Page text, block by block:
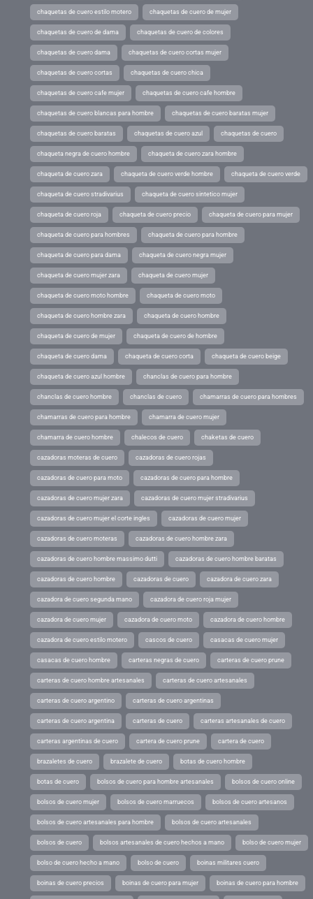
chaquetas de cuero estilo motero chaquetas de cuero de mujer
chaquetas de cuero de dama chaquetas de cuero de colores
chaquetas de cuero dama chaquetas de cuero cortas mujer
chaquetas de cuero cortas chaquetas de cuero chica
chaquetas de cuero cafe mujer chaquetas de cuero cafe hombre
chaquetas de cuero blancas para hombre chaquetas de cuero baratas mujer
chaquetas de cuero baratas chaquetas de cuero azul chaquetas de cuero
chaqueta negra de cuero hombre chaqueta de cuero zara hombre
chaqueta de cuero zara chaqueta de cuero verde hombre chaqueta de cuero verde
chaqueta de cuero stradivarius chaqueta de cuero sintetico mujer
chaqueta de cuero roja chaqueta de cuero precio chaqueta de cuero para mujer
chaqueta de cuero para hombres chaqueta de cuero para hombre
chaqueta de cuero para dama chaqueta de cuero negra mujer
chaqueta de cuero mujer zara chaqueta de cuero mujer
chaqueta de cuero moto hombre chaqueta de cuero moto
chaqueta de cuero hombre zara chaqueta de cuero hombre
chaqueta de cuero de mujer chaqueta de cuero de hombre
chaqueta de cuero dama chaqueta de cuero corta chaqueta de cuero beige
chaqueta de cuero azul hombre chanclas de cuero para hombre
chanclas de cuero hombre chanclas de cuero chamarras de cuero para hombres
chamarras de cuero para hombre chamarra de cuero mujer
chamarra de cuero hombre chalecos de cuero chaketas de cuero
cazadoras moteras de cuero cazadoras de cuero rojas
cazadoras de cuero para moto cazadoras de cuero para hombre
cazadoras de cuero mujer zara cazadoras de cuero mujer stradivarius
cazadoras de cuero mujer el corte ingles cazadoras de cuero mujer
cazadoras de cuero moteras cazadoras de cuero hombre zara
cazadoras de cuero hombre massimo dutti cazadoras de cuero hombre baratas
cazadoras de cuero hombre cazadoras de cuero cazadora de cuero zara
cazadora de cuero segunda mano cazadora de cuero roja mujer
cazadora de cuero mujer cazadora de cuero moto cazadora de cuero hombre
cazadora de cuero estilo motero cascos de cuero casacas de cuero mujer
casacas de cuero hombre carteras negras de cuero carteras de cuero prune
carteras de cuero hombre artesanales carteras de cuero artesanales
carteras de cuero argentino carteras de cuero argentinas
carteras de cuero argentina carteras de cuero carteras artesanales de cuero
carteras argentinas de cuero cartera de cuero prune cartera de cuero
brazaletes de cuero brazalete de cuero botas de cuero hombre
botas de cuero bolsos de cuero para hombre artesanales bolsos de cuero online
bolsos de cuero mujer bolsos de cuero marruecos bolsos de cuero artesanos
bolsos de cuero artesanales para hombre bolsos de cuero artesanales
bolsos de cuero bolsos artesanales de cuero hechos a mano bolso de cuero mujer
bolso de cuero hecho a mano bolso de cuero boinas militares cuero
boinas de cuero precios boinas de cuero para mujer boinas de cuero para hombre